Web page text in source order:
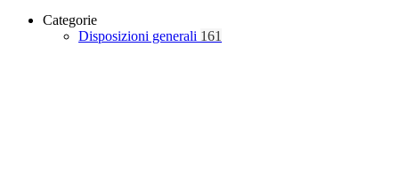
Categorie
Disposizioni generali 161